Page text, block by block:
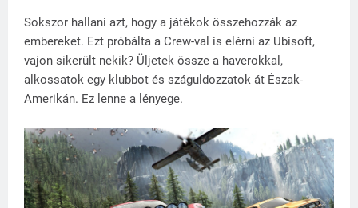
Sokszor hallani azt, hogy a játékok összehozzák az
embereket. Ezt próbálta a Crew-val is elérni az Ubisoft,
vajon sikerült nekik? Üljetek össze a haverokkal,
alkossatok egy klubbot és száguldozzatok át Észak-
Amerikán. Ez lenne a lényege.